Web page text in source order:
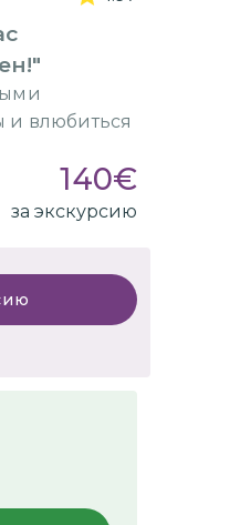
и влюбиться
140€
за экскурсию